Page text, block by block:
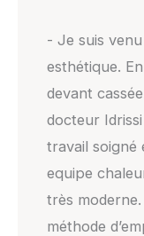
- Je suis
esthétique.
devant
docteur
travail soigné
equipe
très
méthode